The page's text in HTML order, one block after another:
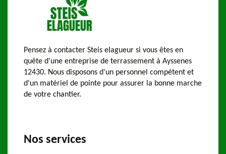
Pensez à contacter Steis elagueur si vous êtes en
quête d'une entreprise de terrassement à Ayssenes
12430. Nous disposons d'un personnel compétent et
d'un matériel de pointe pour assurer la bonne marche
de votre chantier.
Nos services